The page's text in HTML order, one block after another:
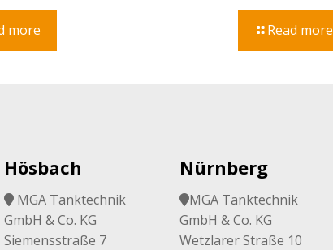
more Read more
Hösbach
MGA Tanktechnik
GmbH & Co. KG
Siemensstraße 7
Nürnberg
MGA Tanktechnik
GmbH & Co. KG
Wetzlarer Straße 10